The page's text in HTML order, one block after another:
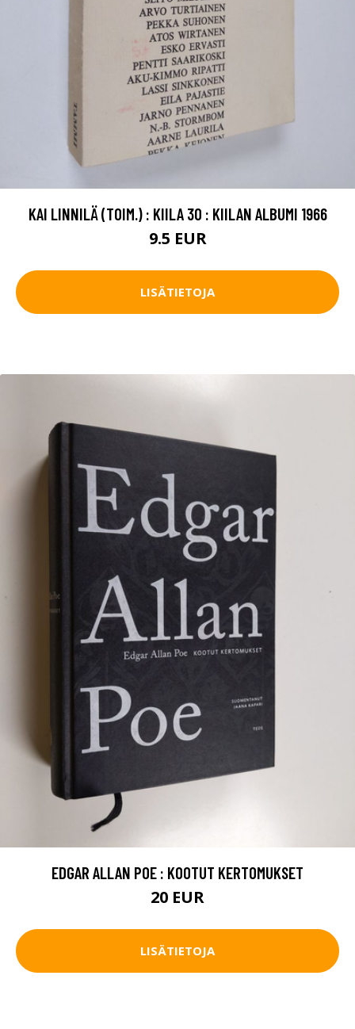
KAI LINNILÄ (TOIM.) : KIILA 30 : KIILAN ALBUMI 1966
9.5 EUR
LISÄTIETOJA
EDGAR ALLAN POE : KOOTUT KERTOMUKSET
20 EUR
LISÄTIETOJA